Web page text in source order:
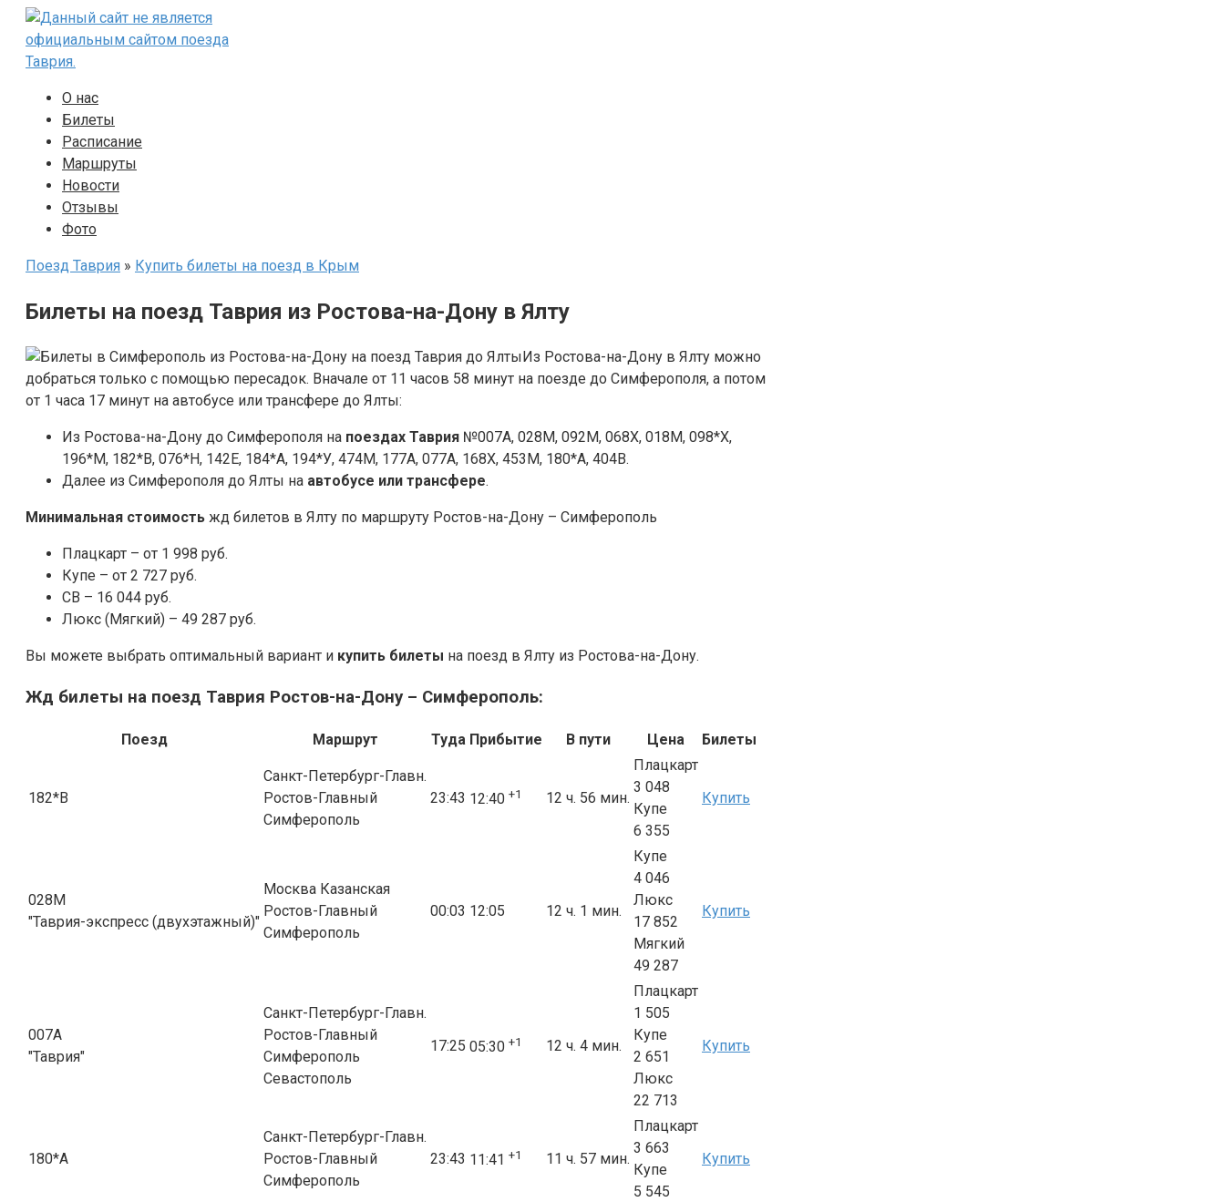
Перейти
контенту
О нас
Билеты
Расписание
Маршруты
Новости
Отзывы
Фото
Поезд Таврия » Купить билеты на поезд в Крым
Билеты на поезд Таврия из Ростова-на-Дону в Ялту
Из Ростова-на-Дону в Ялту можно
добраться только с помощью пересадок. Вначале от 11 часов 58 минут на поезде до Симферополя, а потом
от 1 часа 17 минут на автобусе или трансфере до Ялты:
Из Ростова-на-Дону до Симферополя на поездах Таврия №007А, 028М, 092М, 068Х, 018М, 098*Х,
196*М, 182*В, 076*Н, 142Е, 184*А, 194*У, 474М, 177А, 077А, 168Х, 453М, 180*А, 404В.
Далее из Симферополя до Ялты на автобусе или трансфере.
Минимальная стоимость жд билетов в Ялту по маршруту Ростов-на-Дону – Симферополь
Плацкарт – от 1 998 руб.
Купе – от 2 727 руб.
СВ – 16 044 руб.
Люкс (Мягкий) – 49 287 руб.
Вы можете выбрать оптимальный вариант и купить билеты на поезд в Ялту из Ростова-на-Дону.
Жд билеты на поезд Таврия Ростов-на-Дону – Симферополь:
Поезд Маршрут Туда Прибытие В пути Цена Билеты
182*В
Санкт-Петербург-Главн.
Ростов-Главный
Симферополь
23:43 12:40 +1 12 ч. 56 мин.
Плацкарт
3 048
Купе
6 355
Купить
028М
"Таврия-экспресс (двухэтажный)"
Москва Казанская
Ростов-Главный
Симферополь
00:03 12:05 12 ч. 1 мин.
Купе
4 046
Люкс
17 852
Мягкий
49 287
Купить
007А
"Таврия"
Санкт-Петербург-Главн.
Ростов-Главный
Симферополь
Севастополь
17:25 05:30 +1 12 ч. 4 мин.
Плацкарт
1 505
Купе
2 651
Люкс
22 713
Купить
180*А
Санкт-Петербург-Главн.
Ростов-Главный
Симферополь
23:43 11:41 +1 11 ч. 57 мин.
Плацкарт
3 663
Купе
5 545
Купить